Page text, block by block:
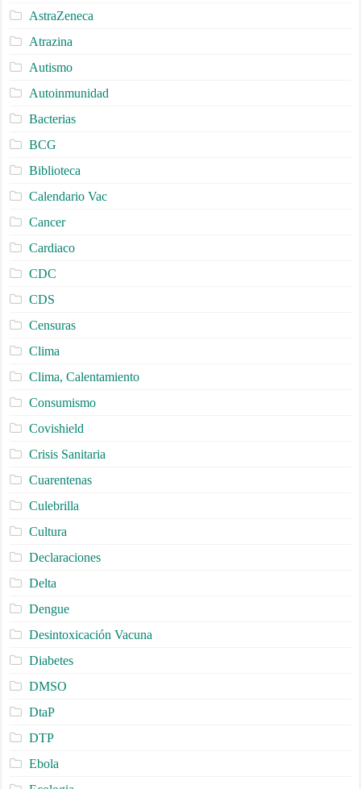
AstraZeneca
Atrazina
Autismo
Autoinmunidad
Bacterias
BCG
Biblioteca
Calendario Vac
Cancer
Cardiaco
CDC
CDS
Censuras
Clima
Clima, Calentamiento
Consumismo
Covishield
Crisis Sanitaria
Cuarentenas
Culebrilla
Cultura
Declaraciones
Delta
Dengue
Desintoxicación Vacuna
Diabetes
DMSO
DtaP
DTP
Ebola